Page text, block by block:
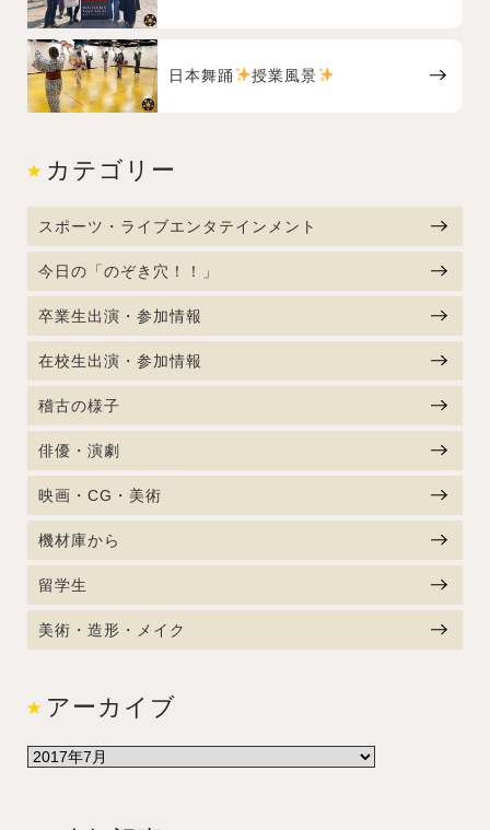
日本舞踊 授業風景
カテゴリー
スポーツ・ライブエンタテインメント
今日の「のぞき穴！！」
卒業生出演・参加情報
在校生出演・参加情報
稽古の様子
俳優・演劇
映画・CG・美術
機材庫から
留学生
美術・造形・メイク
アーカイブ